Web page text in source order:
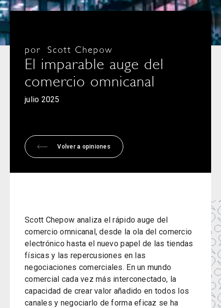
julio 2025
El imparable auge del
comercio omnicanal
por Scott Chepow
Volver a opiniones
Scott Chepow analiza el rápido auge del
comercio omnicanal, desde la ola del comercio
electrónico hasta el nuevo papel de las tiendas
físicas y las repercusiones en las
negociaciones comerciales. En un mundo
comercial cada vez más interconectado, la
capacidad de crear valor añadido en todos los
canales y negociarlo de forma eficaz se ha